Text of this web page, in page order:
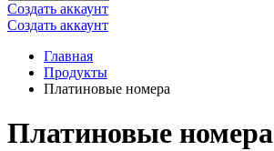
Создать аккаунт
Создать аккаунт
Главная
Продукты
Платиновые номера
Платиновые номера